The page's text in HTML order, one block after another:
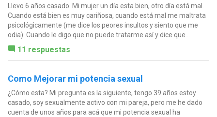
Llevo 6 años casado. Mi mujer un día esta bien, otro día está mal.
Cuando está bien es muy cariñosa, cuando está mal me maltrata
psicológicamente (me dice los peores insultos y siento que me
odia). Cuando le digo que no puede tratarme así y dice que...
11 respuestas
Como Mejorar mi potencia sexual
¿Cómo esta? Mi pregunta es la siguiente, tengo 39 años estoy
casado, soy sexualmente activo con mi pareja, pero me he dado
cuenta de unos años para acá que mi potencia sexual ha